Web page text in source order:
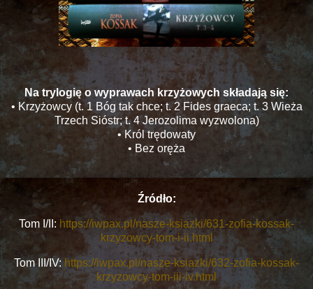
Na trylogię o wyprawach krzyżowych składają się:
• Krzyżowcy (t. 1 Bóg tak chce; t. 2 Fides graeca; t. 3 Wieża
Trzech Sióstr; t. 4 Jerozolima wyzwolona)
• Król trędowaty
• Bez oręża
Źródło:
Tom I/II: https://iwpax.pl/nasze-ksiazki/631-zofia-kossak-
krzyzowcy-tom-i-ii.html
Tom III/IV:https://iwpax.pl/nasze-ksiazki/632-zofia-kossak-
krzyzowcy-tom-iii-iv.html